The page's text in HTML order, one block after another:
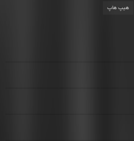
هیپ هاپ